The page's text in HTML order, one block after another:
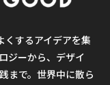
くするアイデアを集
ジーから、デザイ
まで。世界中に散ら